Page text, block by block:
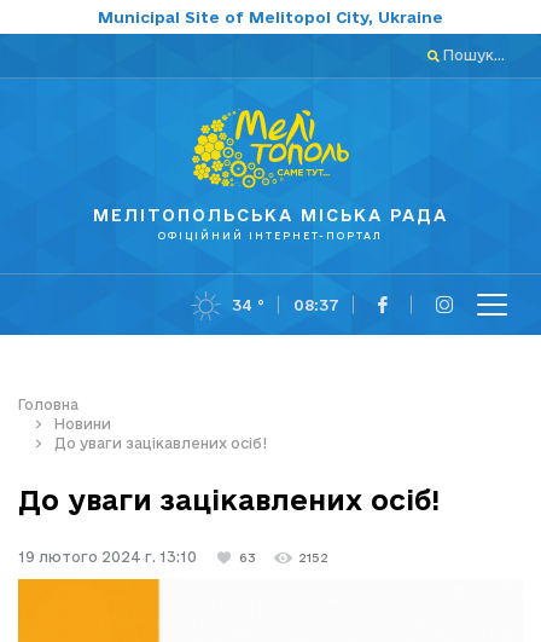
Municipal Site of Melitopol City, Ukraine
Пошук...
МЕЛІТОПОЛЬСЬКА МІСЬКА РАДА
ОФІЦІЙНИЙ ІНТЕРНЕТ-ПОРТАЛ
34 ° 08:37
Головна
Новини
До уваги зацікавлених осіб!
До уваги зацікавлених осіб!
19 лютого 2024 г. 13:10 63 2152